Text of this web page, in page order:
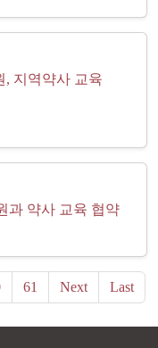
, 지역약사 교육
과 약사 교육 협약
61 Next Last